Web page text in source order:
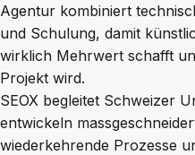
Agentur kombiniert
und Schulung, damit
wirklich Mehrwert schafft
Projekt wird.
SEOX begleitet Schweizer
entwickeln
wiederkehrende Prozesse